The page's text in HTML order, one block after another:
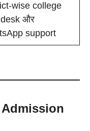
wise college
और
support
Admission